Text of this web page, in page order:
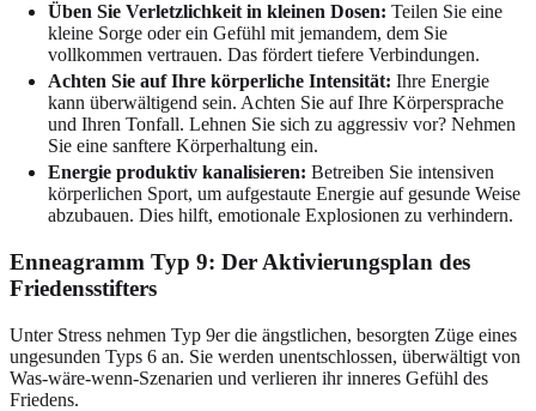
Üben Sie Verletzlichkeit in kleinen Dosen: Teilen Sie eine
kleine Sorge oder ein Gefühl mit jemandem, dem Sie
vollkommen vertrauen. Das fördert tiefere Verbindungen.
Achten Sie auf Ihre körperliche Intensität: Ihre Energie
kann überwältigend sein. Achten Sie auf Ihre Körpersprache
und Ihren Tonfall. Lehnen Sie sich zu aggressiv vor? Nehmen
Sie eine sanftere Körperhaltung ein.
Energie produktiv kanalisieren: Betreiben Sie intensiven
körperlichen Sport, um aufgestaute Energie auf gesunde Weise
abzubauen. Dies hilft, emotionale Explosionen zu verhindern.
Enneagramm Typ 9: Der Aktivierungsplan des
Friedensstifters
Unter Stress nehmen Typ 9er die ängstlichen, besorgten Züge eines
ungesunden Typs 6 an. Sie werden unentschlossen, überwältigt von
Was-wäre-wenn-Szenarien und verlieren ihr inneres Gefühl des
Friedens.